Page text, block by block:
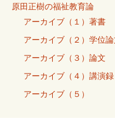
原田正樹の福祉教育論
アーカイブ（１）著書
アーカイブ（２）学位
アーカイブ（３）論文
アーカイブ（４）講演録
アーカイブ（５）